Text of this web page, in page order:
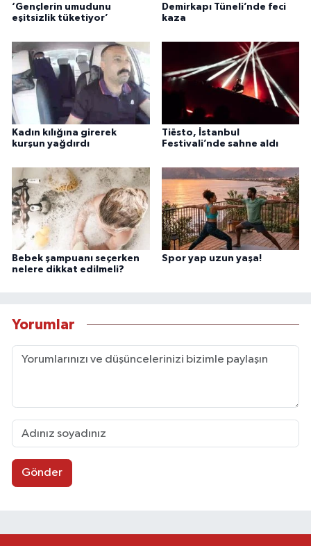
‘Gençlerin umudunu
eşitsizlik tüketiyor’
Demirkapı Tüneli’nde feci
kaza
Kadın kılığına girerek
kurşun yağdırdı
Tiësto, İstanbul
Festivali’nde sahne aldı
Bebek şampuanı seçerken
nelere dikkat edilmeli?
Spor yap uzun yaşa!
Yorumlar
Gönder